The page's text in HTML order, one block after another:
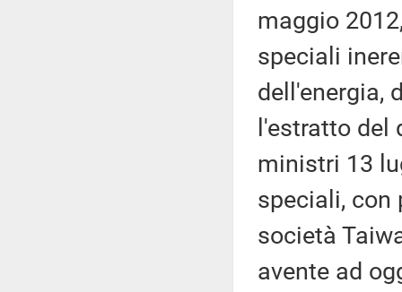
maggio
speciali
dell'energia,
l'estratto del
ministri 13
speciali, con
società
avente ad